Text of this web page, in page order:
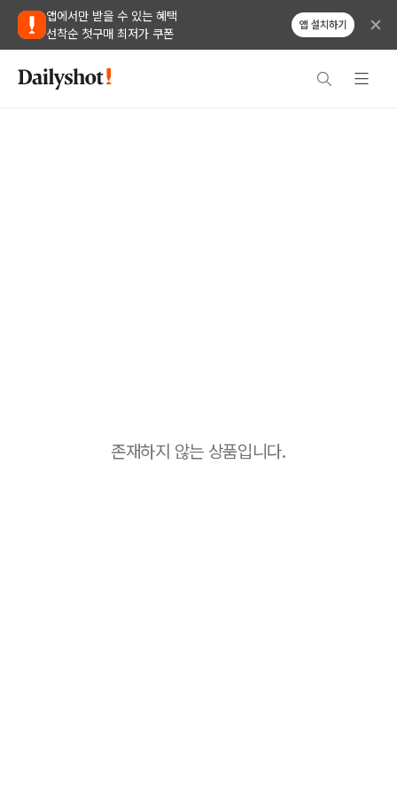
앱에서만 받을 수 있는 혜택
선착순 첫구매 최저가 쿠폰
앱 설치하기
존재하지 않는 상품입니다.